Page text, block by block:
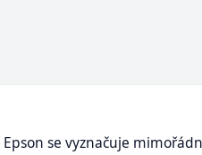
se vyznačuje